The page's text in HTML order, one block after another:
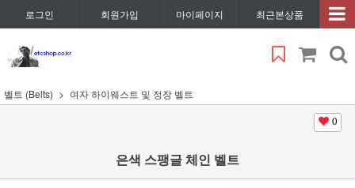
로그인 회원가입 마이페이지 최근본상품
벨트 (Belts) 여자 하이웨스트 및 정장 벨트
0
은색 스팽글 체인 벨트